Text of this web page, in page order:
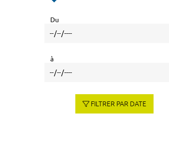
Du
à
FILTRER PAR DATE